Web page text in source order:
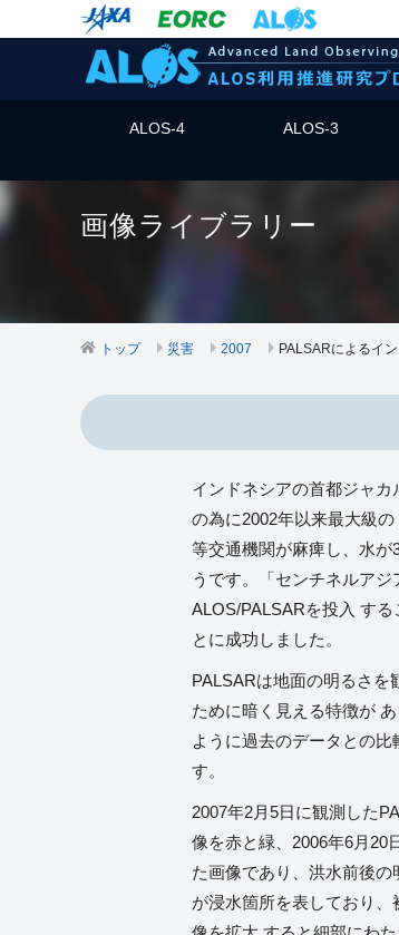
ALOS-4 ALOS-3
画像ライブラリー
トップ 災害 2007 PALSARによるイ
インドネシアの首都ジャ
の為に2002年以来最大級
等交通機関が麻痺し、水が
うです。「センチネルアジ
ALOS/PALSARを投入 す
とに成功しました。
PALSARは地面の明るさ
ために暗く見える特徴が
ように過去のデータとの
す。
2007年2月5日に観測した
像を赤と緑、2006年6月20
た画像であり、洪水前後
が浸水箇所を表しており